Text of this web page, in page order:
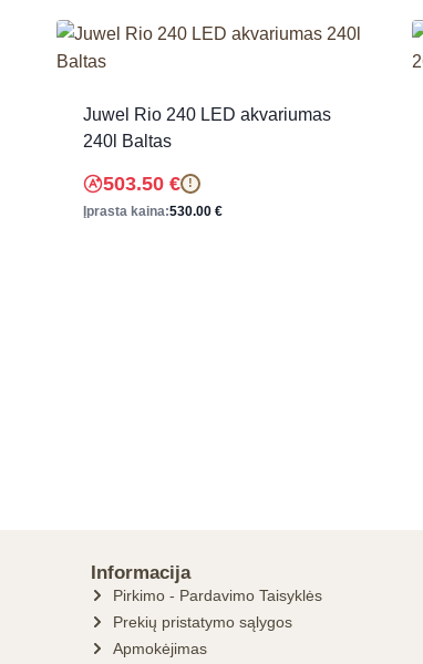
Juwel Rio 240 LED akvariumas
240l Baltas
503.50 € !
Įprasta kaina:530.00 €
Informacija
Pirkimo - Pardavimo Taisyklės
Prekių pristatymo sąlygos
Apmokėjimas